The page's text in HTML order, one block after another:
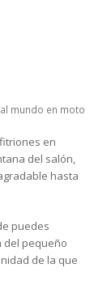
mundo en moto
en
del salón,
hasta
puedes
del pequeño
de la que